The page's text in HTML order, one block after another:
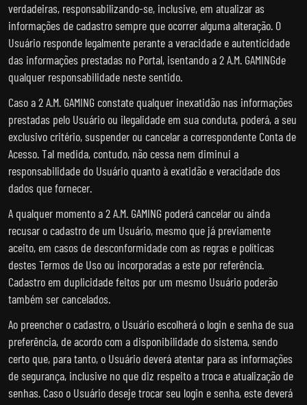
verdadeiras, responsabilizando-se, inclusive, em atualizar as
informações de cadastro sempre que ocorrer alguma alteração. O
Usuário responde legalmente perante a veracidade e autenticidade
das informações prestadas no Portal, isentando a 2 A.M. GAMINGde
qualquer responsabilidade neste sentido.
Caso a 2 A.M. GAMING constate qualquer inexatidão nas informações
prestadas pelo Usuário ou ilegalidade em sua conduta, poderá, a seu
exclusivo critério, suspender ou cancelar a correspondente Conta de
Acesso. Tal medida, contudo, não cessa nem diminui a
responsabilidade do Usuário quanto à exatidão e veracidade dos
dados que fornecer.
A qualquer momento a 2 A.M. GAMING poderá cancelar ou ainda
recusar o cadastro de um Usuário, mesmo que já previamente
aceito, em casos de desconformidade com as regras e políticas
destes Termos de Uso ou incorporadas a este por referência.
Cadastro em duplicidade feitos por um mesmo Usuário poderão
também ser cancelados.
Ao preencher o cadastro, o Usuário escolherá o login e senha de sua
preferência, de acordo com a disponibilidade do sistema, sendo
certo que, para tanto, o Usuário deverá atentar para as informações
de segurança, inclusive no que diz respeito a troca e atualização de
senhas. Caso o Usuário deseje trocar seu login e senha, este deverá